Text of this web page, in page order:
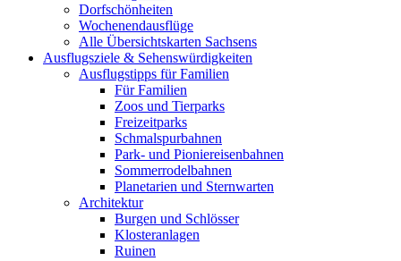
Dorfschönheiten
Wochenendausflüge
Alle Übersichtskarten Sachsens
Ausflugsziele & Sehenswürdigkeiten
Ausflugstipps für Familien
Für Familien
Zoos und Tierparks
Freizeitparks
Schmalspurbahnen
Park- und Pioniereisenbahnen
Sommerrodelbahnen
Planetarien und Sternwarten
Architektur
Burgen und Schlösser
Klosteranlagen
Ruinen